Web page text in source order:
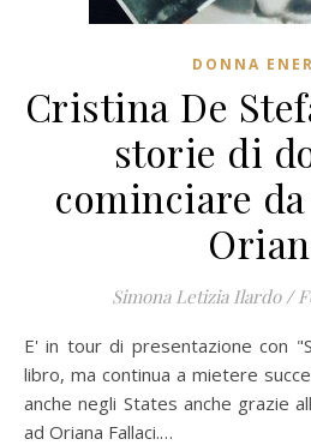
DONNA
Cristina De
storie di
cominciare
Simona Letizia Ilardo /
E' in tour di presentazione con "Scandalose" il suo ultimo
libro, ma continua a mietere
anche negli States anche grazie
ad Oriana Fallaci.…